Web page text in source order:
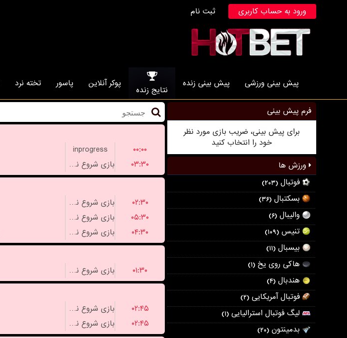
ورود به حساب کاربری ثبت نام
پیش بینی ورزشی پیش بینی زنده
نتایج زنده
پوکر آنلاین پاسور تخته نرد
فرم پیش بینی
برای پیش بینی، ضریب بازی مورد نظر
خود را انتخاب کنید
ورزش ها
فوتبال (۲۰۳)
بسکتبال (۳۶)
والیبال (۶)
تنیس (۱۰۹)
بیسبال (۱۱)
هاکی روی یخ (۱)
هندبال (۴)
فوتبال آمریکایی (۲)
لیگ فوتبال استرالیایی (۱)
بدمینتون (۲۰)
inprogress
۰۰:۰۰
بازی شروع نشده است
۰۳:۳۰
بازی شروع نشده است
۰۲:۳۰
بازی شروع نشده است
۰۵:۳۰
بازی شروع نشده است
۰۴:۳۰
بازی شروع نشده است
۰۱:۳۰
بازی شروع نشده است
۰۲:۴۵
بازی شروع نشده است
۰۲:۴۵